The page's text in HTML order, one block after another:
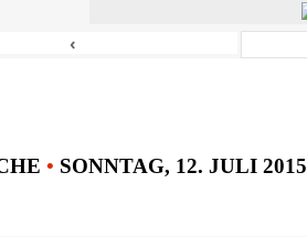
‹
• SONNTAG, 12. JULI 2015